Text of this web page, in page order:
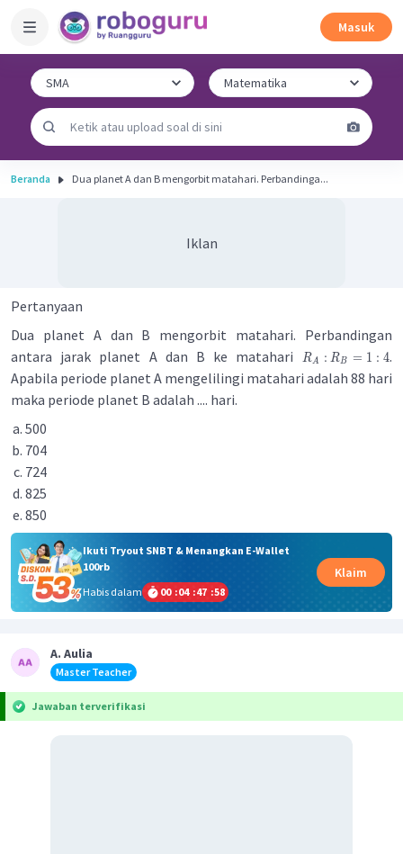
Masuk
Beranda Dua planet A dan B mengorbit matahari. Perbandinga...
Iklan
Pertanyaan
Dua planet A dan B mengorbit matahari. Perbandingan
antara jarak planet A dan B ke matahari
RA : RB = 1 : 4.
Apabila periode planet A mengelilingi matahari adalah 88 hari
maka periode planet B adalah .... hari.
500
704
724
825
850
Ikuti Tryout SNBT & Menangkan E-Wallet
100rb
Habis dalam
00 :04 :47 :58
Klaim
A. Aulia
Master Teacher
Jawaban terverifikasi